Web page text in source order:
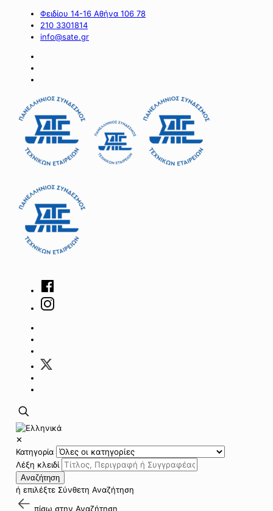
Φειδίου 14-16 Αθήνα 106 78
210 3301814
info@sate.gr
✕
Κατηγορία
Λέξη κλειδί
Αναζήτηση
ή επιλέξτε Σύνθετη Αναζήτηση
πίσω στην Αναζήτηση